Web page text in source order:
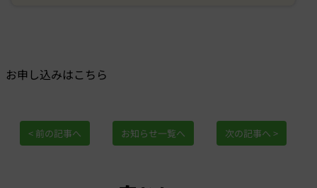
お申し込みはこちら
< 前の記事へ お知らせ一覧へ 次の記事へ >